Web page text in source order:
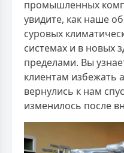
промышленных
увидите, как наше
суровых
системах и в новых
пределами. Вы
клиентам избежать
вернулись к нам
изменилось после